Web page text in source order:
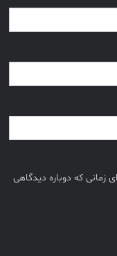
زمانی که دوباره دیدگاهی